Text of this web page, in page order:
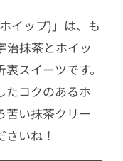
イップ)」は、も
治抹茶とホイッ
スイーツです。
たコクのあるホ
苦い抹茶クリー
いね！